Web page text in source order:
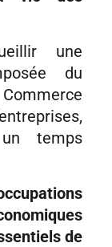
une
du
temps
de